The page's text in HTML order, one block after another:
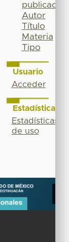
publicación
Autor
Título
Materia
Tipo
Usuario
Acceder
Estadísticas
Estadísticas
de uso